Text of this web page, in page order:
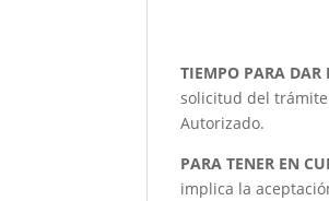
TIEMPO PARA DAR
solicitud del
Autorizado.
PARA TENER EN
implica la